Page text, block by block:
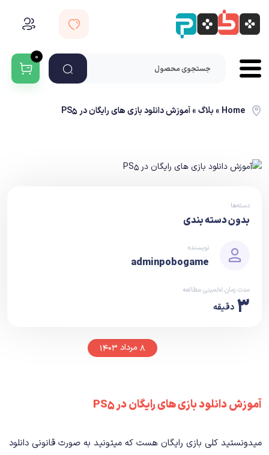
۰
Home
» بلاگ»آموزش دانلود بازی های رایگان در PS5
دسته‌ها
بدون دسته بندی
نویسنده
adminpobogame
مدت زمان تخمینی مطالعه
۳ دقیقه
۸ مرداد ۱۴۰۳
آموزش دانلود بازی های رایگان در PS5
میدونستید کلی بازی رایگان هست که میتونید به صورت قانونی دانلود